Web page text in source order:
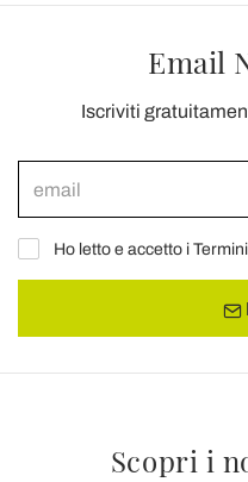
Email
Iscriviti
Ho letto e accetto i
Scopri i